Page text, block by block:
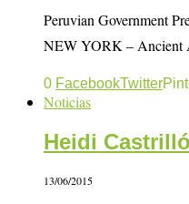
Peruvian Government
NEW YORK – Ancient
0 FacebookTwitter
Noticias
Heidi
13/06/2015